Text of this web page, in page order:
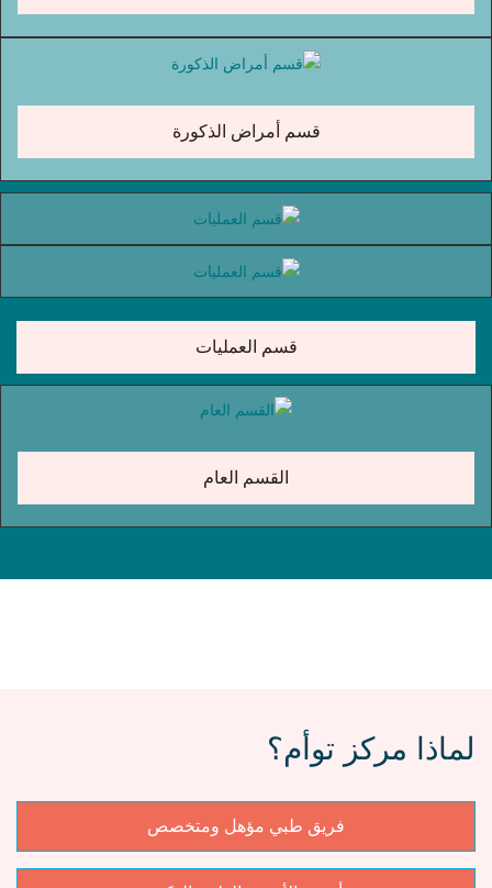
قسم أمراض الذكورة
قسم العمليات
القسم العام
لماذا مركز توأم؟
فريق طبي مؤهل ومتخصص